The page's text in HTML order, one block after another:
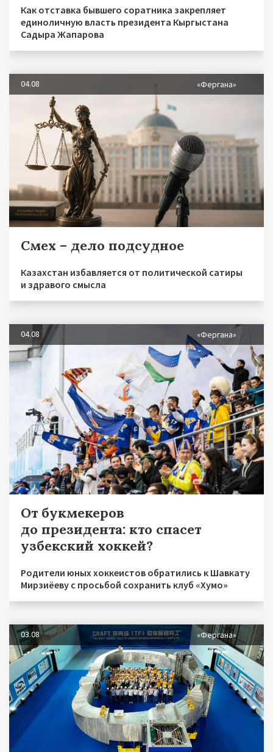
Как отставка бывшего соратника закрепляет
единоличную власть президента Кыргыстана
Садыра Жапарова
04.08 «Фергана»
Смех – дело подсудное
Казахстан избавляется от политической сатиры
и здравого смысла
04.08 «Фергана»
От букмекеров
до президента: кто спасет
узбекский хоккей?
Родители юных хоккеистов обратились к Шавкату
Мирзиёеву с просьбой сохранить клуб «Хумо»
03.08 «Фергана»